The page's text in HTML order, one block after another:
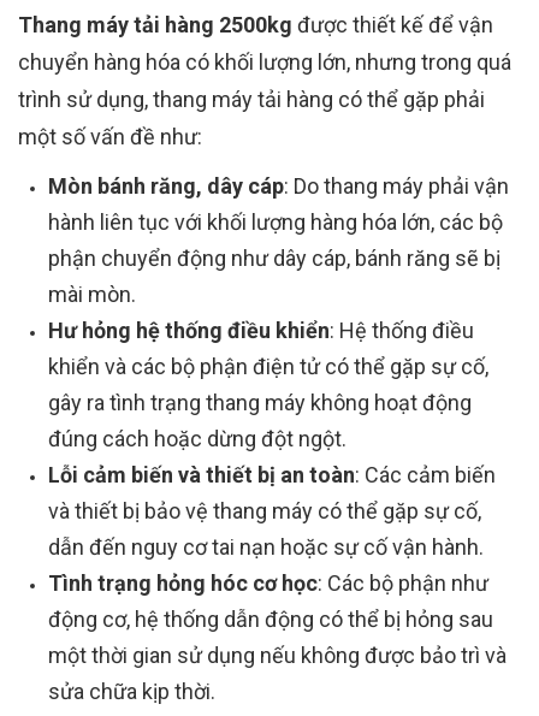
Thang máy tải hàng 2500kg được thiết kế để vận
chuyển hàng hóa có khối lượng lớn, nhưng trong quá
trình sử dụng, thang máy tải hàng có thể gặp phải
một số vấn đề như:
Mòn bánh răng, dây cáp: Do thang máy phải vận
hành liên tục với khối lượng hàng hóa lớn, các bộ
phận chuyển động như dây cáp, bánh răng sẽ bị
mài mòn.
Hư hỏng hệ thống điều khiển: Hệ thống điều
khiển và các bộ phận điện tử có thể gặp sự cố,
gây ra tình trạng thang máy không hoạt động
đúng cách hoặc dừng đột ngột.
Lỗi cảm biến và thiết bị an toàn: Các cảm biến
và thiết bị bảo vệ thang máy có thể gặp sự cố,
dẫn đến nguy cơ tai nạn hoặc sự cố vận hành.
Tình trạng hỏng hóc cơ học: Các bộ phận như
động cơ, hệ thống dẫn động có thể bị hỏng sau
một thời gian sử dụng nếu không được bảo trì và
sửa chữa kịp thời.